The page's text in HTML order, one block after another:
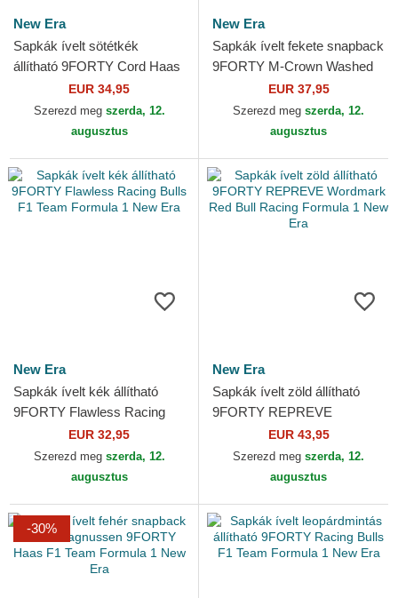
New Era
Sapkák ívelt sötétkék
állítható 9FORTY Cord Haas
F1 Team Formula 1 New Era
EUR 34,95
Szerezd meg szerda, 12.
augusztus
New Era
Sapkák ívelt fekete snapback
9FORTY M-Crown Washed
Red Bull Racing Formula 1
New Era
EUR 37,95
Szerezd meg szerda, 12.
augusztus
New Era
Sapkák ívelt kék állítható
9FORTY Flawless Racing
Bulls F1 Team Formula 1
New Era
EUR 32,95
Szerezd meg szerda, 12.
augusztus
New Era
Sapkák ívelt zöld állítható
9FORTY REPREVE
Wordmark Red Bull Racing
Formula 1 New Era
EUR 43,95
Szerezd meg szerda, 12.
augusztus
-30%